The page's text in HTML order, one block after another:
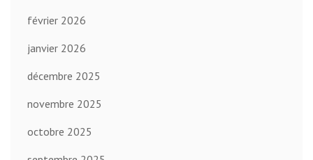
février 2026
janvier 2026
décembre 2025
novembre 2025
octobre 2025